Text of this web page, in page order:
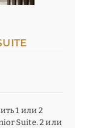
1 или 2
Suite. 2 или